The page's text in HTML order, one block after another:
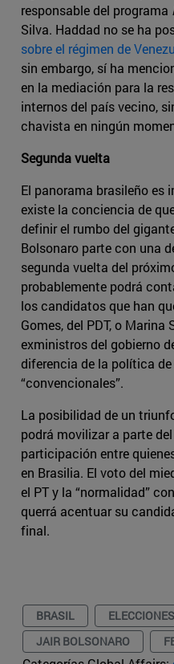
responsable del programa
Silva. Haddad no se ha
sobre el régimen de
sin embargo, sí ha
en la mediación para la
internos del país vecino,
chavista en ningún
Segunda vuelta
El panorama brasileño es
existe la conciencia de
definir el rumbo del
Bolsonaro parte con una
segunda vuelta del
probablemente podrá
los candidatos que han
Gomes, del PDT, o Marina
exministros del gobierno
diferencia de la política
“convencionales”.
La posibilidad de un
podrá movilizar a parte
participación entre
en Brasilia. El voto del
el PT y la “normalidad”
querrá acentuar su
final.
BRASIL
JAIR BOLSONARO